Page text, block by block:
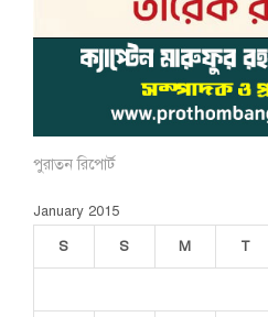
পুরাতন রিপোর্ট
January 2015
S
S M T